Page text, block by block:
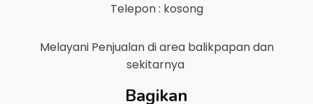
Telepon : kosong
Melayani Penjualan di area balikpapandan
sekitarnya
Bagikan